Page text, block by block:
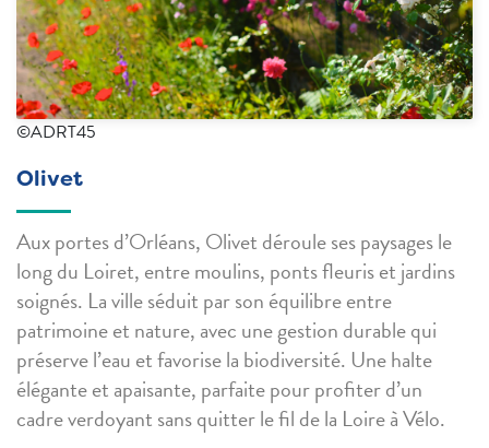
©ADRT45
Olivet
Aux portes d’Orléans, Olivet déroule ses paysages le
long du Loiret, entre moulins, ponts fleuris et jardins
soignés. La ville séduit par son équilibre entre
patrimoine et nature, avec une gestion durable qui
préserve l’eau et favorise la biodiversité. Une halte
élégante et apaisante, parfaite pour profiter d’un
cadre verdoyant sans quitter le fil de la Loire à Vélo.